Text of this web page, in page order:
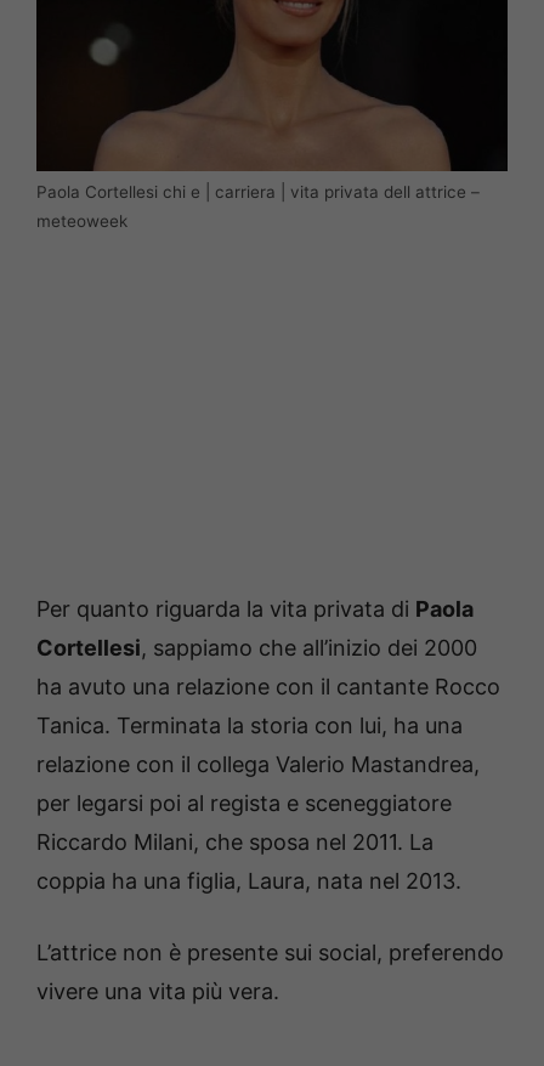
Paola Cortellesi chi e | carriera | vita privata dell attrice –
meteoweek
Per quanto riguarda la vita privata di Paola
Cortellesi, sappiamo che all’inizio dei 2000
ha avuto una relazione con il cantante Rocco
Tanica. Terminata la storia con lui, ha una
relazione con il collega Valerio Mastandrea,
per legarsi poi al regista e sceneggiatore
Riccardo Milani, che sposa nel 2011. La
coppia ha una figlia, Laura, nata nel 2013.
L’attrice non è presente sui social, preferendo
vivere una vita più vera.